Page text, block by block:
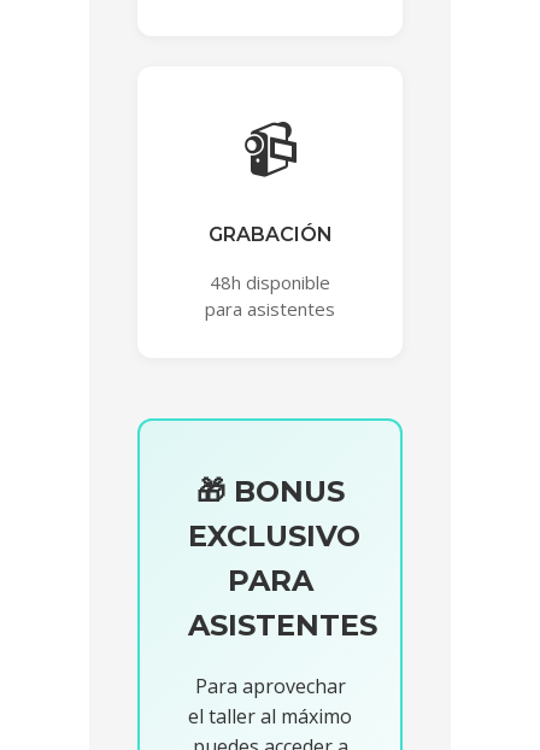
📹
GRABACIÓN
48h disponible
para asistentes
🎁 BONUS
EXCLUSIVO
PARA
ASISTENTES
Para aprovechar
el taller al máximo